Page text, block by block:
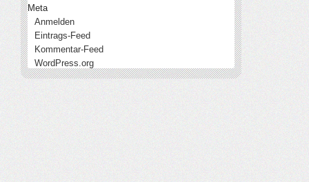
Meta
Anmelden
Eintrags-Feed
Kommentar-Feed
WordPress.org